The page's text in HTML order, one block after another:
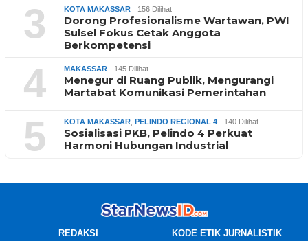
3 KOTA MAKASSAR 156 Dilihat
Dorong Profesionalisme Wartawan, PWI
Sulsel Fokus Cetak Anggota
Berkompetensi
4 MAKASSAR 145 Dilihat
Menegur di Ruang Publik, Mengurangi
Martabat Komunikasi Pemerintahan
5 KOTA MAKASSAR PELINDO REGIONAL 4 140 Dilihat
Sosialisasi PKB, Pelindo 4 Perkuat
Harmoni Hubungan Industrial
REDAKSI KODE ETIK JURNALISTIK